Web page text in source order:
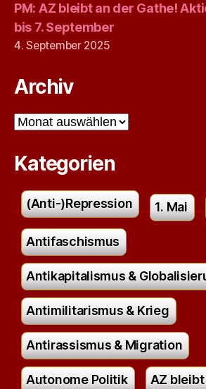
PM: AZ bleibt an der Gathe!
bis 7. September
4. September 2025
Archiv
Archiv
Kategorien
(Anti-)Repression 1. Mai
Antifaschismus
Antikapitalismus &
Antimilitarismus & Krieg
Antirassismus & Migration
Autonome Politik AZ bleibt